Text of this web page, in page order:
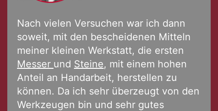
Nach vielen Versuchen war ich dann
soweit, mit den bescheidenen Mitteln
meiner kleinen Werkstatt, die ersten
Messer und Steine, mit einem hohen
Anteil an Handarbeit, herstellen zu
können. Da ich sehr überzeugt von den
Werkzeugen bin und sehr gutes